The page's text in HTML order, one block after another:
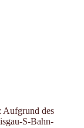
: Aufgrund des
S-Bahn-